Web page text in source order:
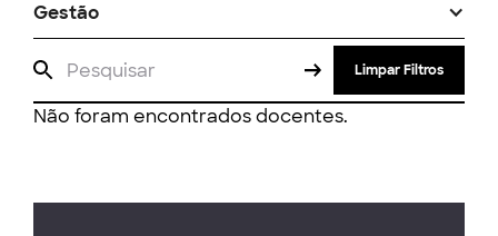
Gestão
Limpar Filtros
Não foram encontrados docentes.